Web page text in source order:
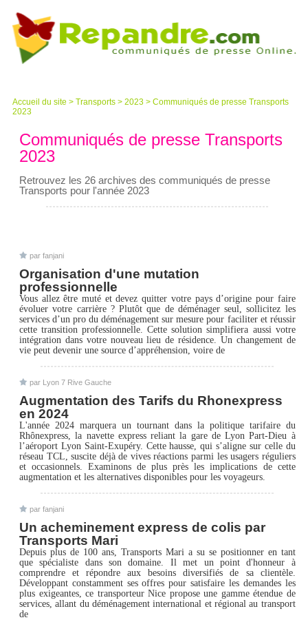
Accueil du site > Transports > 2023 > Communiqués de presse Transports
2023
Communiqués de presse Transports
2023
Retrouvez les 26 archives des communiqués de presse
Transports pour l'année 2023
par fanjani
Organisation d'une mutation
professionnelle
Vous allez être muté et devez quitter votre pays d’origine pour faire
évoluer votre carrière ? Plutôt que de déménager seul, sollicitez les
services d’un pro du déménagement sur mesure pour faciliter et réussir
cette transition professionnelle. Cette solution simplifiera aussi votre
intégration dans votre nouveau lieu de résidence. Un changement de
vie peut devenir une source d’appréhension, voire de
par Lyon 7 Rive Gauche
Augmentation des Tarifs du Rhonexpress
en 2024
L'année 2024 marquera un tournant dans la politique tarifaire du
Rhônexpress, la navette express reliant la gare de Lyon Part-Dieu à
l’aéroport Lyon Saint-Exupéry. Cette hausse, qui s’aligne sur celle du
réseau TCL, suscite déjà de vives réactions parmi les usagers réguliers
et occasionnels. Examinons de plus près les implications de cette
augmentation et les alternatives disponibles pour les voyageurs.
par fanjani
Un acheminement express de colis par
Transports Mari
Depuis plus de 100 ans, Transports Mari a su se positionner en tant
que spécialiste dans son domaine. Il met un point d'honneur à
comprendre et répondre aux besoins diversifiés de sa clientèle.
Développant constamment ses offres pour satisfaire les demandes les
plus exigeantes, ce transporteur Nice propose une gamme étendue de
services, allant du déménagement international et régional au transport
de